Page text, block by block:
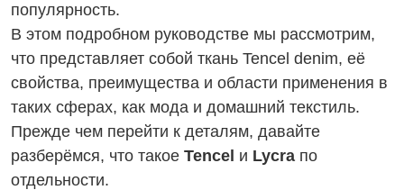
популярность.
В этом подробном руководстве мы рассмотрим,
что представляет собой ткань Tencel denim, её
свойства, преимущества и области применения в
таких сферах, как мода и домашний текстиль.
Прежде чем перейти к деталям, давайте
разберёмся, что такое Tencel и Lycra по
отдельности.